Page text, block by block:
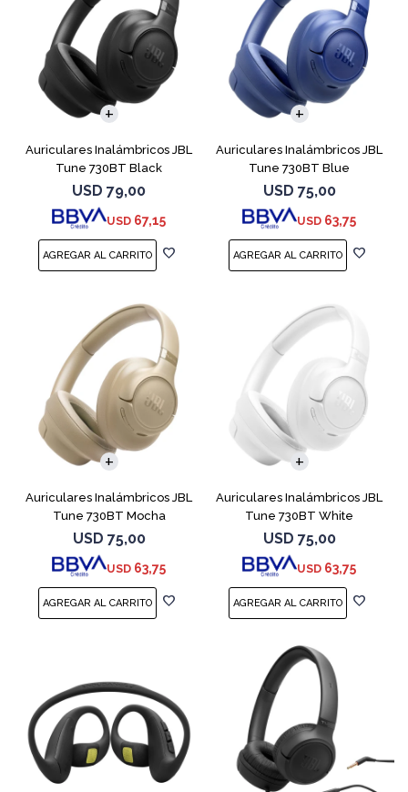
Auriculares Inalámbricos JBL
Tune 730BT Black
USD 79,00
USD 67,15
Auriculares Inalámbricos JBL
Tune 730BT Blue
USD 75,00
USD 63,75
Auriculares Inalámbricos JBL
Tune 730BT Mocha
USD 75,00
USD 63,75
Auriculares Inalámbricos JBL
Tune 730BT White
USD 75,00
USD 63,75